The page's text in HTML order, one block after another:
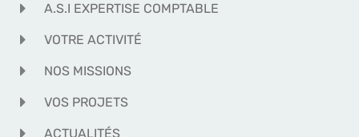
A.S.I EXPERTISE COMPTABLE
VOTRE ACTIVITÉ
NOS MISSIONS
VOS PROJETS
ACTUALITÉS